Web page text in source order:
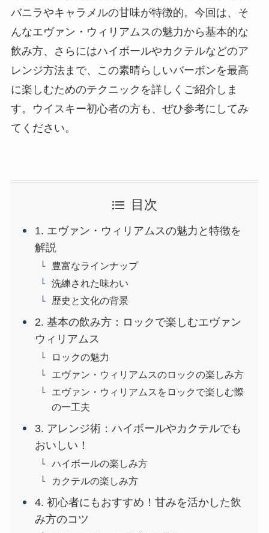
バニラやキャラメルの甘味が特徴的。今回は、そ
んなエヴァン・ウィリアムスの魅力から基本的な
飲み方、さらにはハイボールやカクテルなどのア
レンジ方法まで、この素晴らしいバーボンを最高
に楽しむためのテクニックを詳しくご紹介しま
す。ウイスキー初心者の方も、ぜひ参考にしてみ
てください。
目次
1. エヴァン・ウィリアムスの魅力と特徴を
解説
豊富なラインナップ
洗練された味わい
歴史と文化の背景
2. 基本の飲み方：ロックで楽しむエヴァン
ウィリアムス
ロックの魅力
エヴァン・ウィリアムスのロックの楽しみ方
エヴァン・ウィリアムスをロックで楽しむ際
の一工夫
3. アレンジ術：ハイボールやカクテルでも
おいしい！
ハイボールの楽しみ方
カクテルの楽しみ方
4. 初心者にもおすすめ！甘みを活かした飲
み方のコツ